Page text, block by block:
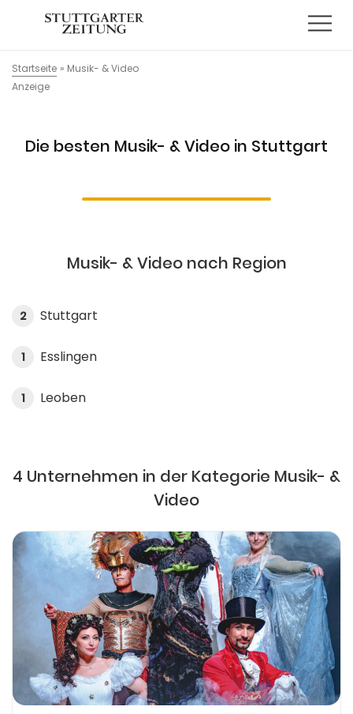
Startseite » Musik- & Video
Anzeige
Die besten Musik- & Video in Stuttgart
Musik- & Video nach Region
2 Stuttgart
1 Esslingen
1 Leoben
4 Unternehmen in der Kategorie Musik- &
Video